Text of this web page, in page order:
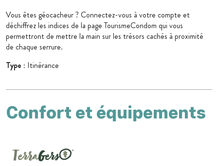
Vous êtes géocacheur ? Connectez-vous à votre compte et
déchiffrez les indices de la page TourismeCondom qui vous
permettront de mettre la main sur les trésors cachés à proximité
de chaque serrure.
Type : Itinérance
Confort et équipements